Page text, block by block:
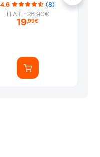
4.6
(8)
Π.Λ.Τ. : 26.90€
19,99€